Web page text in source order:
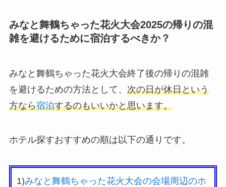
みなと舞鶴ちゃった花火大会2025の帰りの混
雑を避けるために宿泊するべきか？
みなと舞鶴ちゃった花火大会終了後の帰りの混雑
を避けるための方法として、 次の日が休日という
方なら宿泊するのもいいかと思います。
ホテル探すおすすめの順は以下の通りです。
1)みなと舞鶴ちゃった花火大会の会場周辺のホ